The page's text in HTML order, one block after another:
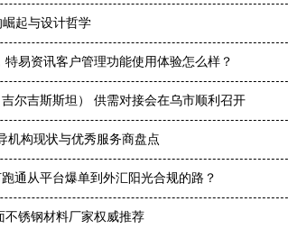
起与设计哲学
易资讯客户管理功能使用体验怎么样？
尔吉斯斯坦） 供需对接会在乌市顺利召开
机构现状与优秀服务商盘点
通从平台爆单到外汇阳光合规的路？
不锈钢材料厂家权威推荐